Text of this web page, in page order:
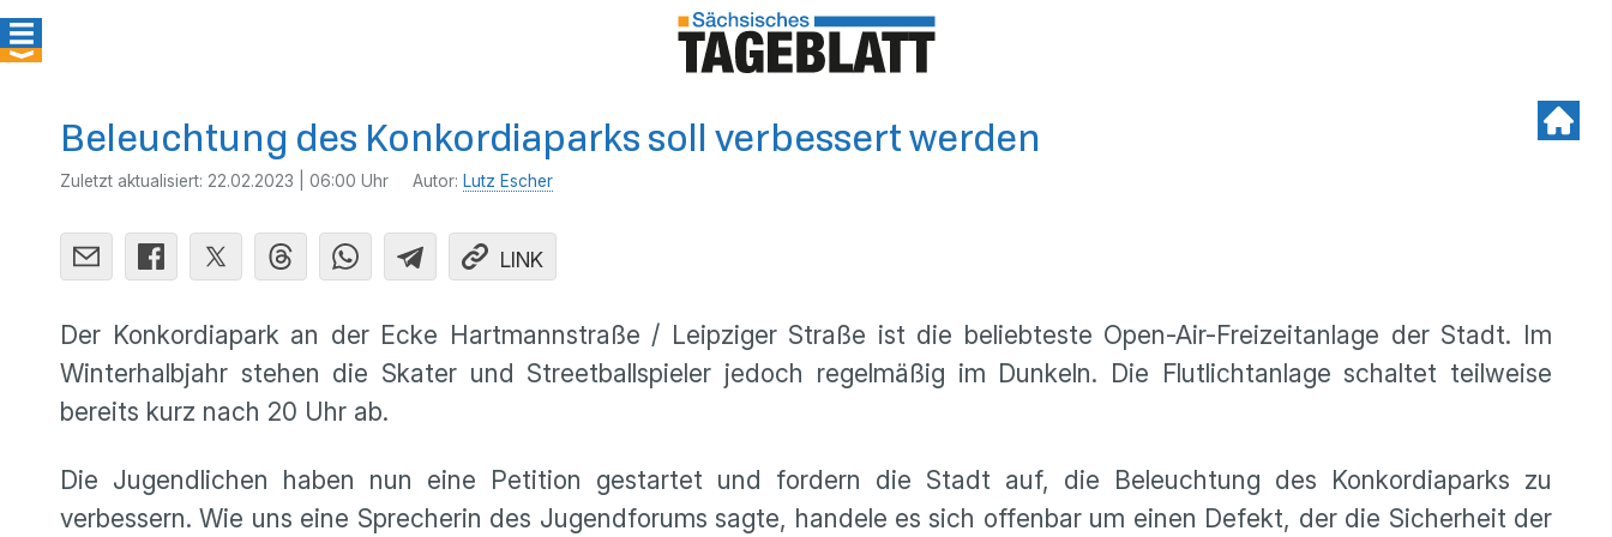
Beleuchtung des Konkordiaparks soll verbessert werden
Zuletzt aktualisiert: 22.02.2023 | 06:00 Uhr Autor: Lutz Escher
LINK
Der Konkordiapark an der Ecke Hartmannstraße / Leipziger Straße ist die beliebteste Open-Air-Freizeitanlage der Stadt. Im
Winterhalbjahr stehen die Skater und Streetballspieler jedoch regelmäßig im Dunkeln. Die Flutlichtanlage schaltet teilweise
bereits kurz nach 20 Uhr ab.
Die Jugendlichen haben nun eine Petition gestartet und fordern die Stadt auf, die Beleuchtung des Konkordiaparks zu
verbessern. Wie uns eine Sprecherin des Jugendforums sagte, handele es sich offenbar um einen Defekt, der die Sicherheit der